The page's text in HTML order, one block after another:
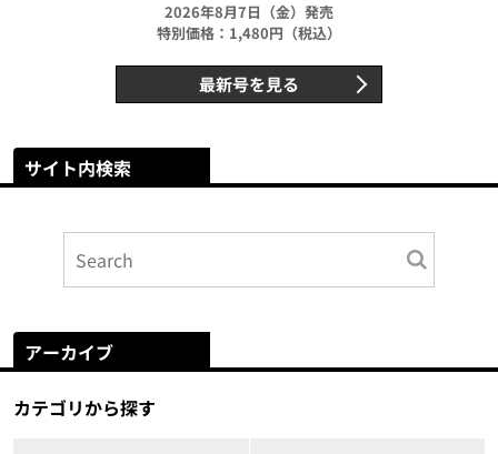
2026年8月7日（金）発売
特別価格：1,480円（税込）
最新号を見る
サイト内検索
アーカイブ
カテゴリから探す